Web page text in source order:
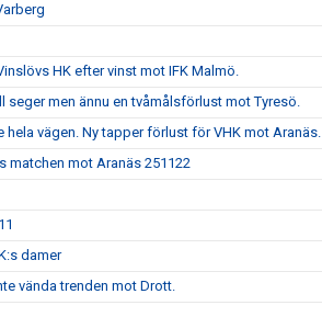
HK efter vinst mot IFK Malmö.
seger men ännu en tvåmålsförlust mot Tyresö.
hela vägen. Ny tapper förlust för VHK mot Aranäs.
matchen mot Aranäs 251122
damer
vända trenden mot Drott.